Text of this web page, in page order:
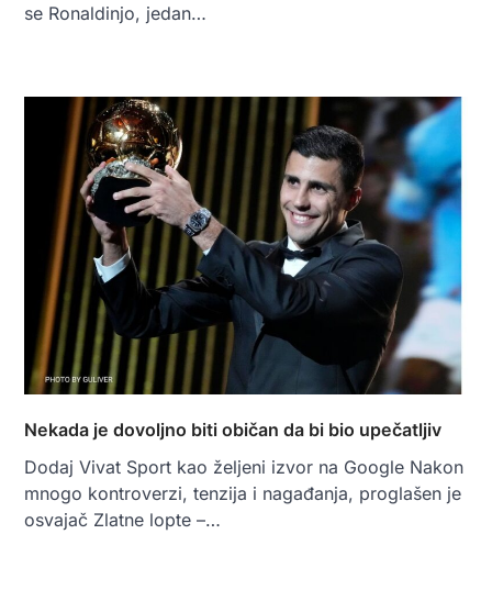
se Ronaldinjo, jedan…
Nekada je dovoljno biti običan da bi bio upečatljiv
Dodaj Vivat Sport kao željeni izvor na Google Nakon
mnogo kontroverzi, tenzija i nagađanja, proglašen je
osvajač Zlatne lopte –…